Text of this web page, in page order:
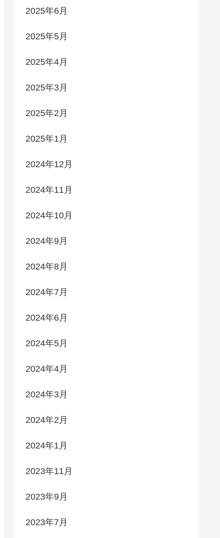
2025年6月
2025年5月
2025年4月
2025年3月
2025年2月
2025年1月
2024年12月
2024年11月
2024年10月
2024年9月
2024年8月
2024年7月
2024年6月
2024年5月
2024年4月
2024年3月
2024年2月
2024年1月
2023年11月
2023年9月
2023年7月